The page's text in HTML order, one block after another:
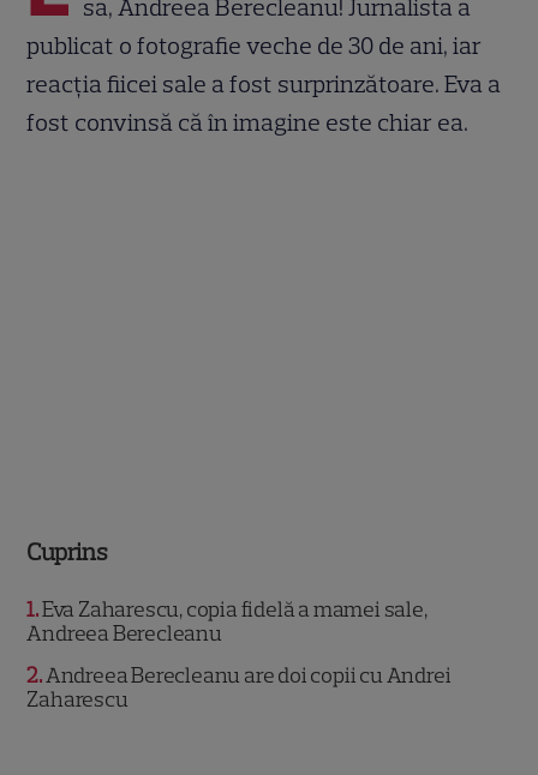
sa, Andreea Berecleanu! Jurnalista a
publicat o fotografie veche de 30 de ani, iar
reacția fiicei sale a fost surprinzătoare. Eva a
fost convinsă că în imagine este chiar ea.
Cuprins
1 Eva Zaharescu, copia fidelă a mamei sale,
Andreea Berecleanu
2 Andreea Berecleanu are doi copii cu Andrei
Zaharescu